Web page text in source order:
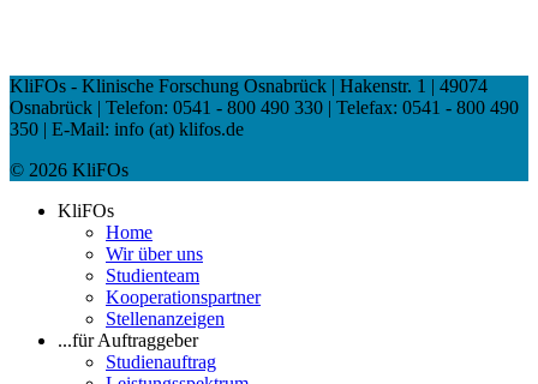
KliFOs - Klinische Forschung Osnabrück | Hakenstr. 1 | 49074
Osnabrück | Telefon: 0541 - 800 490 330 | Telefax: 0541 - 800 490
350 | E-Mail: info (at) klifos.de
© 2026 KliFOs
KliFOs
Home
Wir über uns
Studienteam
Kooperationspartner
Stellenanzeigen
...für Auftraggeber
Studienauftrag